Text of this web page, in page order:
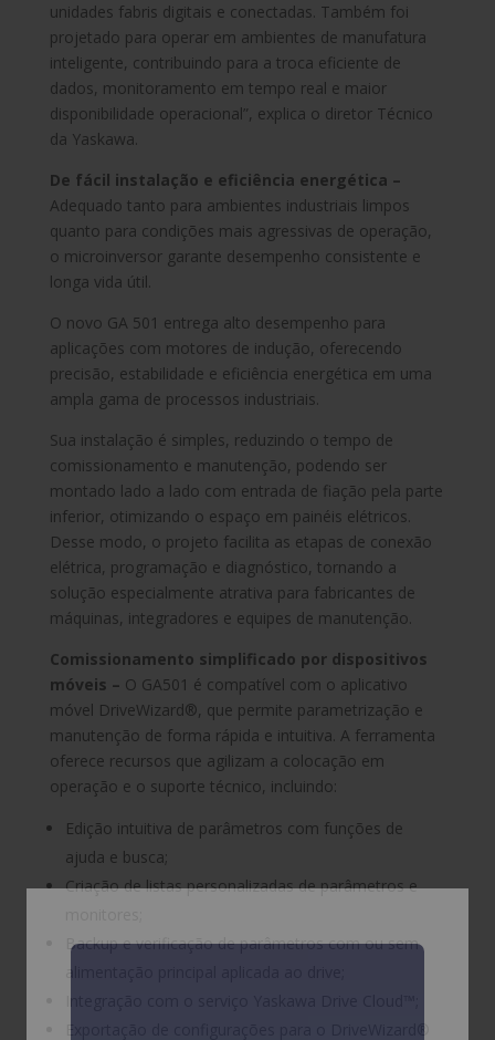
unidades fabris digitais e conectadas. Também foi
projetado para operar em ambientes de manufatura
inteligente, contribuindo para a troca eficiente de
dados, monitoramento em tempo real e maior
disponibilidade operacional”, explica o diretor Técnico
da Yaskawa.
De fácil instalação e eficiência energética –
Adequado tanto para ambientes industriais limpos
quanto para condições mais agressivas de operação,
o microinversor garante desempenho consistente e
longa vida útil.
O novo GA 501 entrega alto desempenho para
aplicações com motores de indução, oferecendo
precisão, estabilidade e eficiência energética em uma
ampla gama de processos industriais.
Sua instalação é simples, reduzindo o tempo de
comissionamento e manutenção, podendo ser
montado lado a lado com entrada de fiação pela parte
inferior, otimizando o espaço em painéis elétricos.
Desse modo, o projeto facilita as etapas de conexão
elétrica, programação e diagnóstico, tornando a
solução especialmente atrativa para fabricantes de
máquinas, integradores e equipes de manutenção.
Comissionamento simplificado por dispositivos
móveis – O GA501 é compatível com o aplicativo
móvel DriveWizard®, que permite parametrização e
manutenção de forma rápida e intuitiva. A ferramenta
oferece recursos que agilizam a colocação em
operação e o suporte técnico, incluindo:
Edição intuitiva de parâmetros com funções de
ajuda e busca;
Criação de listas personalizadas de parâmetros e
Backup e verificação de parâmetros com ou sem